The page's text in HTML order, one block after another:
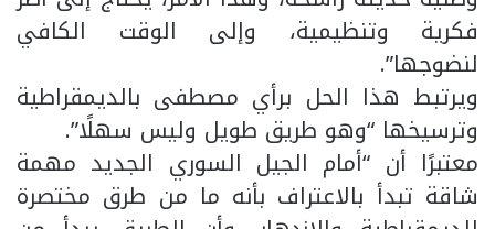
فكرية وتنظيمية، وإلى الوقت الكافي
لنضوجها”.
ويرتبط هذا الحل برأي مصطفى بالديمقراطية
وترسيخها “وهو طريق طويل وليس سهلًا”.
معتبرًا أن “أمام الجيل السوري الجديد مهمة
شاقة تبدأ بالاعتراف بأنه ما من طرق مختصرة